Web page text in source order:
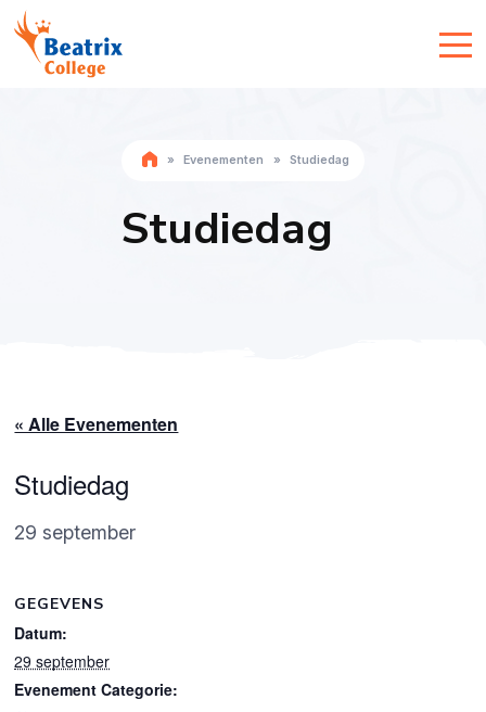
» Evenementen » Studiedag
Studiedag
« Alle Evenementen
Studiedag
29 september
GEGEVENS
Datum:
29 september
Evenement Categorie: